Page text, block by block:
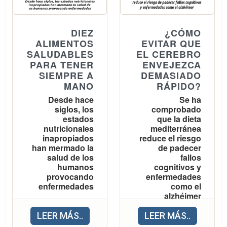
autómata” que ejecutara “una serie
determinada de cálculos, por complicados
que sean, sin auxilio de operador alguno”.
ecosistemas y los
En el origen de
estos debates hay
varios informes y
artículos científicos.
En ellos se alerta
sobre las
consecuencias
negativas de
mantener las actuales
tendencias de
producción y
consumo de
alimentos, y se
DIEZ
ALIMENTOS
SALUDABLES
PARA TENER
SIEMPRE A
MANO
Desde hace
siglos, los
estados
nutricionales
inapropiados
han mermado la
salud de los
humanos
provocando
enfermedades
Antes el problema
LEER MÁS..
¿CÓMO
EVITAR QUE
EL CEREBRO
ENVEJEZCA
DEMASIADO
RÁPIDO?
Se ha
comprobado
que la dieta
mediterránea
reduce el riesgo
de padecer
fallos
cognitivos y
enfermedades
como el
alzhéimer
El cerebro es un
LEER MÁS..